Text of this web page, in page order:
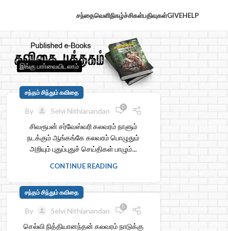
சந்தைவெளிநிகழ்ச்சிகள்பதிவுகள்GIVEHELP
இங்கு பாா்வையிடலாம்
சந்தம் சிந்தும் கவிதை
By Selvi Nithianandan 0
சிவரூபன் சர்வேஸ்வரி கலவரம் நாளும்
நடக்கும் ஆங்கங்கே கலவரம் பொழுதும்
அறியும் புதுப்புதுச் செய்திகள் பாழும்...
CONTINUE READING
சந்தம் சிந்தும் கவிதை
By Selvi Nithianandan 0
செல்வி நித்தியானந்தன் கலவரம் நாடுக்கு